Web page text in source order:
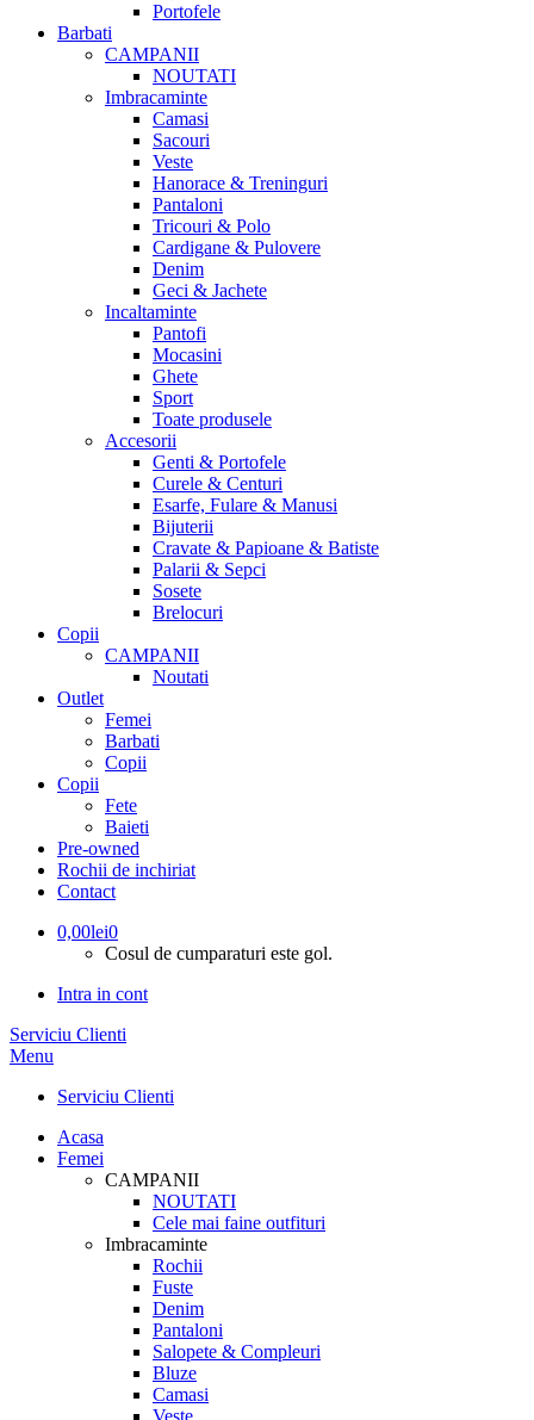
Portofele
Barbati
CAMPANII
NOUTATI
Imbracaminte
Camasi
Sacouri
Veste
Hanorace & Treninguri
Pantaloni
Tricouri & Polo
Cardigane & Pulovere
Denim
Geci & Jachete
Incaltaminte
Pantofi
Mocasini
Ghete
Sport
Toate produsele
Accesorii
Genti & Portofele
Curele & Centuri
Esarfe, Fulare & Manusi
Bijuterii
Cravate & Papioane & Batiste
Palarii & Sepci
Sosete
Brelocuri
Copii
CAMPANII
Noutati
Outlet
Femei
Barbati
Copii
Copii
Fete
Baieti
Pre-owned
Rochii de inchiriat
Contact
0,00lei0
Cosul de cumparaturi este gol.
Intra in cont
Serviciu Clienti
Menu
Serviciu Clienti
Acasa
Femei
CAMPANII
NOUTATI
Cele mai faine outfituri
Imbracaminte
Rochii
Fuste
Denim
Pantaloni
Salopete & Compleuri
Bluze
Camasi
Veste